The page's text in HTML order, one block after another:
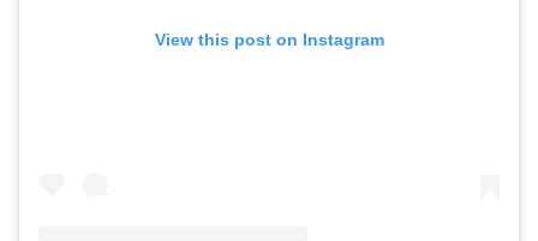
View this post on Instagram